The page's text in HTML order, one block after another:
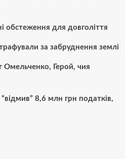
обстеження для довголіття
за забруднення землі
Омельченко, Герой, чия
8,6 млн грн податків,